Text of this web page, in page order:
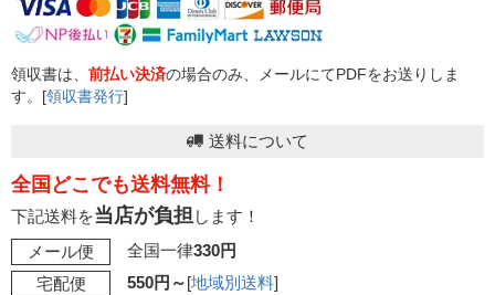
領収書は、 前払い決済の場合のみ、メールにてPDFをお送りしま
す。[領収書発行]
送料について
全国どこでも送料無料！
下記送料を当店が負担 します！
メール便
全国一律330円
宅配便
550円～[地域別送料]